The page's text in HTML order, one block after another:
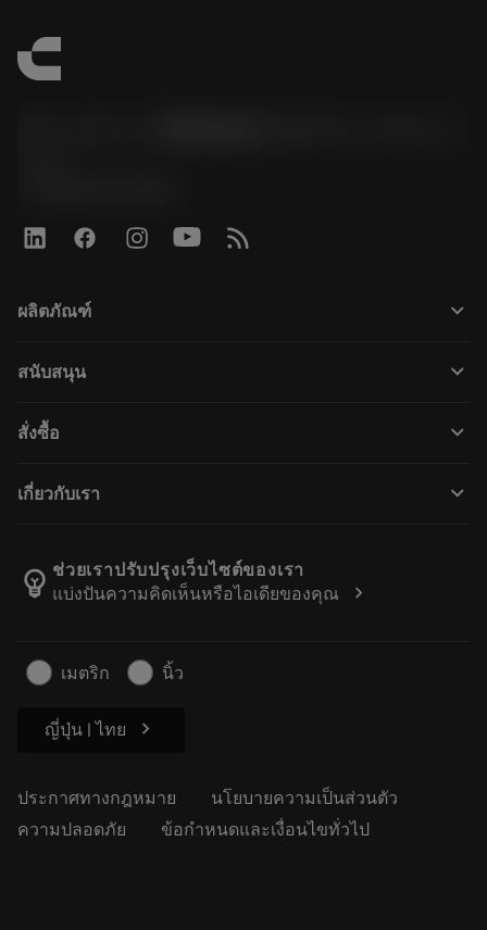
ผลิตภัณฑ์ keyboard_arrow_down
ซอฟต์แวร์ทั้งหมด
การรีไซเคิล
Tailor Made
สนับสนุน keyboard_arrow_down
ผู้จัดจำหน่ายและผู้เชี่ยวชาญ
คู่มือและบทช่วยสอน
สั่งซื้อ keyboard_arrow_down
สั่งซื้อ
ติดตามคำสั่งซื้อของคุณ
ทำใบเสนอราคา
เกี่ยวกับเรา keyboard_arrow_down
Manufacturing Wellness
อาชีพ
บทความ
สำหรับสื่อมวลชน
emoji_objects ช่วยเราปรับปรุงเว็บไซต์ของเรา
แบ่งปันความคิดเห็นหรือไอเดียของคุณ
chevron_right
เมตริก นิ้ว
ญี่ปุ่น | ไทย chevron_right
ประกาศทางกฎหมาย
นโยบายความเป็นส่วนตัว
ความปลอดภัย
ข้อกำหนดและเงื่อนไขทั่วไป